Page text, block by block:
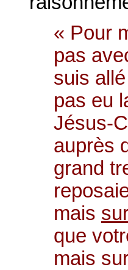
« Pour
pas
suis
pas eu
Jésus-
auprès
grand
mais
que
mais